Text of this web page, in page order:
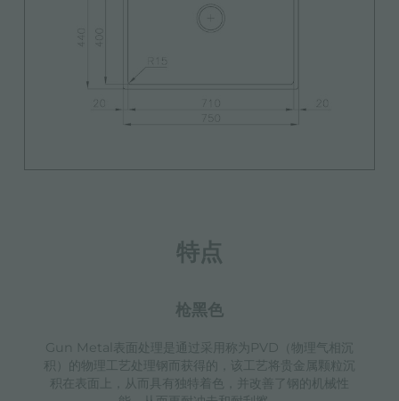
特点
枪黑色
Gun Metal表面处理是通过采用称为PVD（物理气相沉
积）的物理工艺处理钢而获得的，该工艺将贵金属颗粒沉
积在表面上，从而具有独特着色，并改善了钢的机械性